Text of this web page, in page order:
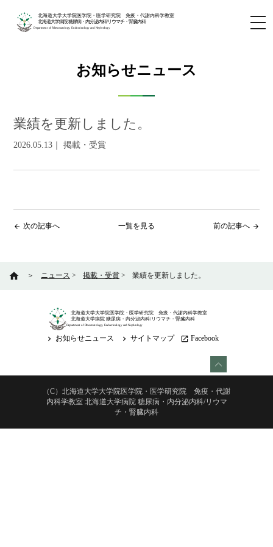
北海道大学大学院医学院・医学研究院 免疫・代謝内科学教室
北海道大学病院 糖尿病・内分泌内科/リウマチ・腎臓内科
Department of Rheumatology, Endocrinology and Nephrology
お知らせニュース
業績を更新しました。
2026.05.13｜ 掲載・受賞
arrow_back 次の記事へ 一覧を見る arrow_forward
前の記事へ
home ＞ ニュース > 掲載・受賞 > 業績を更新しました。
北海道大学大学院医学院・医学研究院 免疫・代謝内科学教室
北海道大学病院 糖尿病・内分泌内科/リウマチ・腎臓内科
Department of Rheumatology, Endocrinology and Nephrology
keyboard_arrow_right お知らせニュース keyboard_arrow_right サイトマップ launch Facebook
（C）北海道大学大学院医学院・医学研究院 免疫・代謝
内科学教室 北海道大学病院 糖尿病・内分泌内科/リウマ
チ・腎臓内科